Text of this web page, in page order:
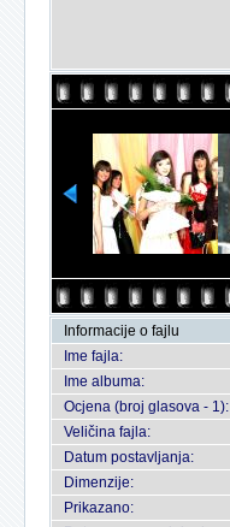
Informacije o fajlu
Ime fajla:
Ime albuma:
Ocjena (broj glasova - 1):
Veličina fajla:
Datum postavljanja:
Dimenzije:
Prikazano: